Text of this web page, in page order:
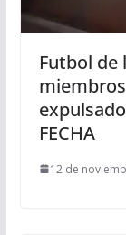
Futbol de
FECHA
12 de